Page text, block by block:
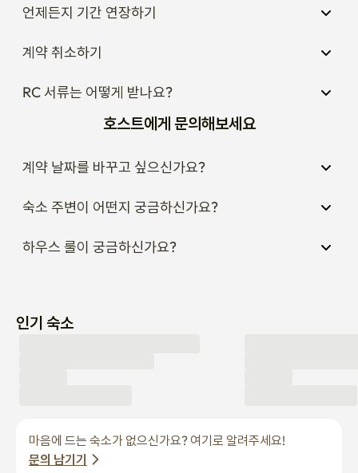
언제든지 기간 연장하기
계약 취소하기
RC 서류는 어떻게 받나요?
호스트에게 문의해보세요
계약 날짜를 바꾸고 싶으신가요?
숙소 주변이 어떤지 궁금하신가요?
하우스 룰이 궁금하신가요?
인기 숙소
마음에 드는 숙소가 없으신가요? 여기로 알려주세요!
문의 남기기